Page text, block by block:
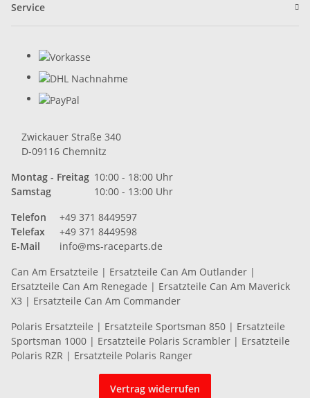
Service
Zwickauer Straße 340
D-09116 Chemnitz
Montag - Freitag 10:00 - 18:00 Uhr
Samstag
10:00 - 13:00 Uhr
Telefon
+49 371 8449597
Telefax
+49 371 8449598
E-Mail
info@ms-raceparts.de
Can Am Ersatzteile | Ersatzteile Can Am Outlander |
Ersatzteile Can Am Renegade | Ersatzteile Can Am Maverick
X3 | Ersatzteile Can Am Commander
Polaris Ersatzteile | Ersatzteile Sportsman 850 | Ersatzteile
Sportsman 1000 | Ersatzteile Polaris Scrambler | Ersatzteile
Polaris RZR | Ersatzteile Polaris Ranger
Vertrag widerrufen